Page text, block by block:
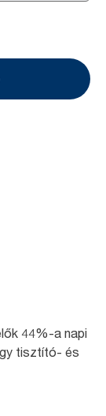
44%-a napi
tisztító- és